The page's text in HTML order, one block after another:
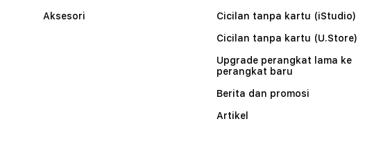
Aksesori
Cicilan tanpa kartu (iStudio)
Cicilan tanpa kartu (U.Store)
Upgrade perangkat lama ke
perangkat baru
Berita dan promosi
Artikel